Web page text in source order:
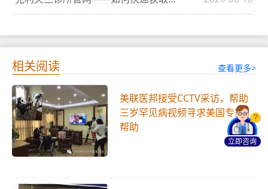
相关阅读 查看更多>
美联医邦接受CCTV采访，帮助
三岁罕见病视频寻求美国专家
帮助
立即咨询